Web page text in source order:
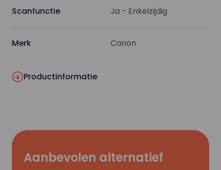
Scanfunctie Ja - Enkelzijdig
Merk Canon
Productinformatie
Aanbevolen alternatief